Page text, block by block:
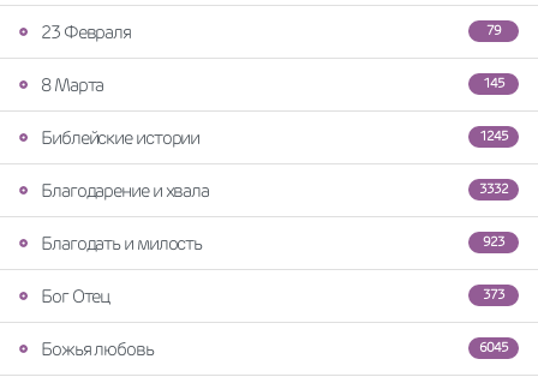
79
23 Февраля
145
8 Марта
1245
Библейские истории
3332
Благодарение и хвала
923
Благодать и милость
373
Бог Отец
6045
Божья любовь